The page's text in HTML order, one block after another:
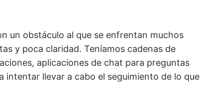
un obstáculo al que se enfrentan muchos
y poca claridad. Teníamos cadenas de
aplicaciones de chat para preguntas
intentar llevar a cabo el seguimiento de lo que